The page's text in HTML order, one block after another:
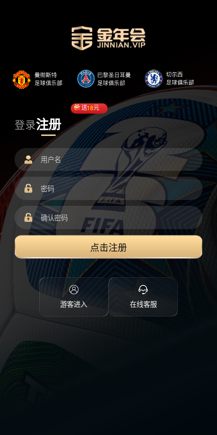
登录注册
送18元
点击注册
游客进入 在线客服